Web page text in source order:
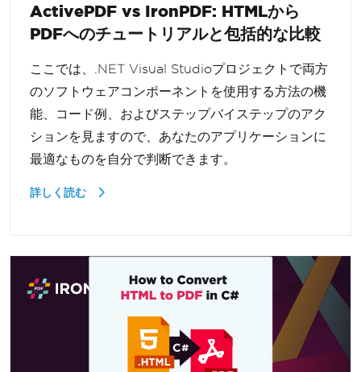
ActivePDF vs IronPDF: HTMLから
PDFへのチュートリアルと包括的な比較
ここでは、.NET Visual Studioプロジェクトで両方
のソフトウェアコンポーネントを使用する方法の機
能、コード例、およびステップバイステップのアク
ションを見ますので、あなたのアプリケーションに
最適なものを自分で判断できます。
詳しく読む